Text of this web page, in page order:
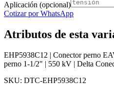
Aplicación (opcional)
Cotizar por WhatsApp
Atributos de esta
EHP5938C12 | Conector perno
perno 1-1/2" | 550 kV | Delta
SKU: DTC-EHP5938C12